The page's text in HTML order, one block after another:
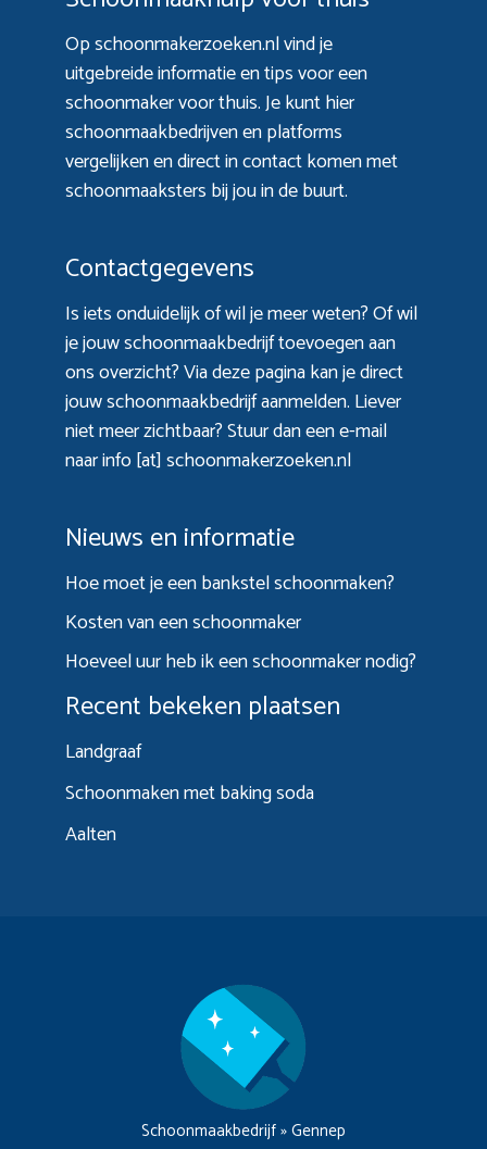
Op schoonmakerzoeken.nl vind je
uitgebreide informatie en tips voor een
schoonmaker voor thuis. Je kunt hier
schoonmaakbedrijven en platforms
vergelijken en direct in contact komen met
schoonmaaksters bij jou in de buurt.
Contactgegevens
Is iets onduidelijk of wil je meer weten? Of wil
je jouw schoonmaakbedrijf toevoegen aan
ons overzicht? Viadeze paginakan je direct
jouw schoonmaakbedrijf aanmelden. Liever
niet meer zichtbaar? Stuur dan een e-mail
naar info [at] schoonmakerzoeken.nl
Nieuws en informatie
Hoe moet je een bankstel schoonmaken?
Kosten van een schoonmaker
Hoeveel uur heb ik een schoonmaker nodig?
Recent bekeken plaatsen
Landgraaf
Schoonmaken met baking soda
Aalten
Schoonmaakbedrijf»Gennep